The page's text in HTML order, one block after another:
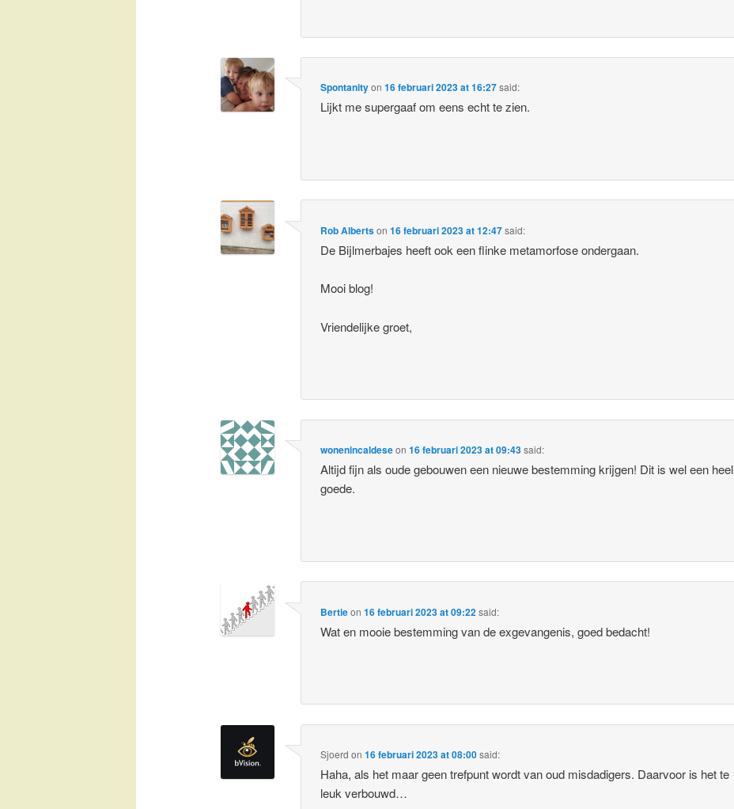
Spontanityon16 februari 2023 at 16:27said:
Lijkt me supergaaf om eens echt te zien.
Rob Albertson16 februari 2023 at 12:47said:
De Bijlmerbajes heeft ook een flinke metamorfose ondergaan.
Mooi blog!
Vriendelijke groet,
wonenincaldeseon16 februari 2023 at 09:43said:
Altijd fijn als oude gebouwen een nieuwe bestemming krijgen! Dit is wel een heel
goede.
Bertieon16 februari 2023 at 09:22said:
Wat en mooie bestemming van de exgevangenis, goed bedacht!
Sjoerd on16 februari 2023 at 08:00said:
Haha, als het maar geen trefpunt wordt van oud misdadigers. Daarvoor is het te
leuk verbouwd…